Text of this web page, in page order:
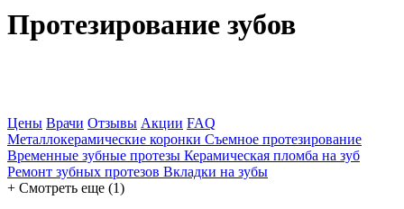
Протезирование зубов
Цены Врачи Отзывы Акции FAQ
Металлокерамические коронки Съемное протезирование
Временные зубные протезы Керамическая пломба на зуб
Ремонт зубных протезов Вкладки на зубы
+ Смотреть еще (1)